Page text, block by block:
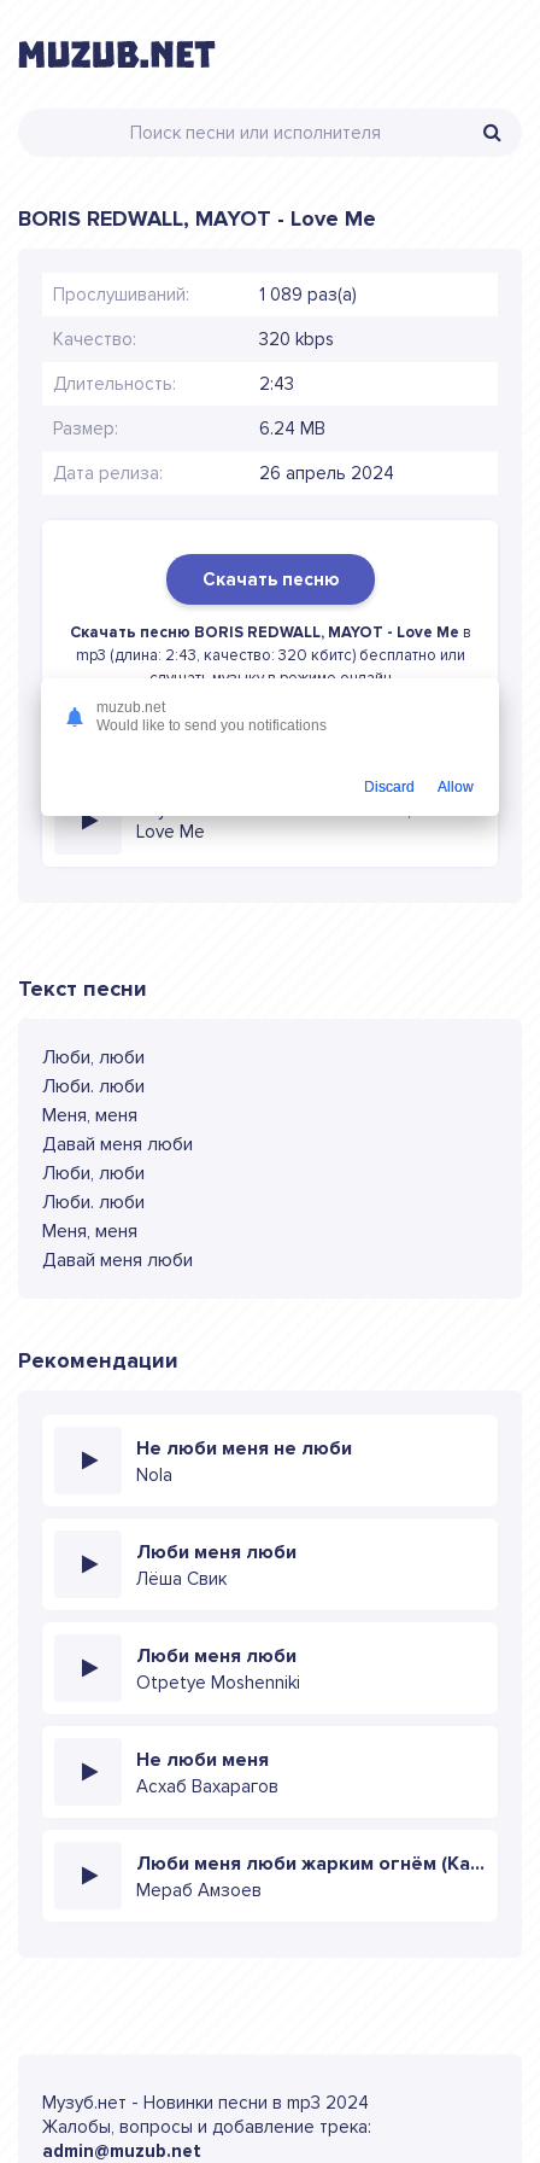
BORIS REDWALL, MAYOT - Love Me
Прослушиваний: 1 089 раз(а)
Качество: 320 kbps
Длительность: 2:43
Размер: 6.24 MB
Дата релиза: 26 апрель 2024
Скачать песню
Скачать песню BORIS REDWALL, MAYOT - Love Me в
mp3 (длина: 2:43, качество: 320 кбитс) бесплатно или
слушать музыку в режиме онлайн
Love Me
Текст песни
Люби, люби
Люби. люби
Меня, меня
Давай меня люби
Люби, люби
Люби. люби
Меня, меня
Давай меня люби
Рекомендации
Не люби меня не люби
Nola
Люби меня люби
Лёша Свик
Люби меня люби
Otpetye Moshenniki
Не люби меня
Асхаб Вахарагов
Люби меня люби жарким огнём (Кавер)
Мераб Амзоев
Музуб.нет - Новинки песни в mp3 2024
Жалобы, вопросы и добавление трека:
admin@muzub.net
muzub.net
Would like to send you notifications
Discard Allow